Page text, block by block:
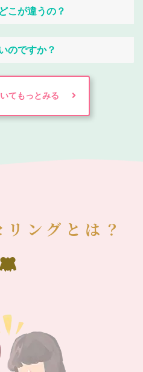
こが違うの？
のですか？
てもっとみる
ングとは？